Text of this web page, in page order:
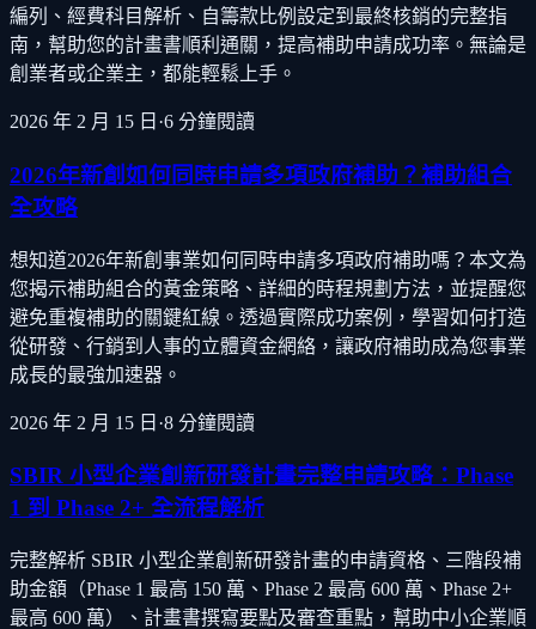
編列、經費科目解析、自籌款比例設定到最終核銷的完整指
南，幫助您的計畫書順利通關，提高補助申請成功率。無論是
創業者或企業主，都能輕鬆上手。
2026 年 2 月 15 日 ·6 分鐘閱讀
2026年新創如何同時申請多項政府補助？補助組合
全攻略
想知道2026年新創事業如何同時申請多項政府補助嗎？本文為
您揭示補助組合的黃金策略、詳細的時程規劃方法，並提醒您
避免重複補助的關鍵紅線。透過實際成功案例，學習如何打造
從研發、行銷到人事的立體資金網絡，讓政府補助成為您事業
成長的最強加速器。
2026 年 2 月 15 日 ·8 分鐘閱讀
SBIR 小型企業創新研發計畫完整申請攻略：Phase
1 到 Phase 2+ 全流程解析
完整解析 SBIR 小型企業創新研發計畫的申請資格、三階段補
助金額（Phase 1 最高 150 萬、Phase 2 最高 600 萬、Phase 2+
最高 600 萬）、計畫書撰寫要點及審查重點，幫助中小企業順